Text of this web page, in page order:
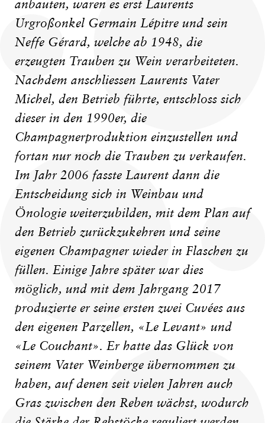
anbauten, waren es erst Laurents
Urgroßonkel Germain Lépitre und sein
Neffe Gérard, welche ab 1948, die
erzeugten Trauben zu Wein verarbeiteten.
Nachdem anschliessen Laurents Vater
Michel, den Betrieb führte, entschloss sich
dieser in den 1990er, die
Champagnerproduktion einzustellen und
fortan nur noch die Trauben zu verkaufen.
Im Jahr 2006 fasste Laurent dann die
Entscheidung sich in Weinbau und
Önologie weiterzubilden, mit dem Plan auf
den Betrieb zurückzukehren und seine
eigenen Champagner wieder in Flaschen zu
füllen. Einige Jahre später war dies
möglich, und mit dem Jahrgang 2017
produzierte er seine ersten zwei Cuvées aus
den eigenen Parzellen, «Le Levant» und
«Le Couchant». Er hatte das Glück von
seinem Vater Weinberge übernommen zu
haben, auf denen seit vielen Jahren auch
Gras zwischen den Reben wächst, wodurch